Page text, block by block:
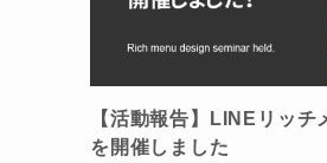
【活動報告】LINEリッ
を開催しました